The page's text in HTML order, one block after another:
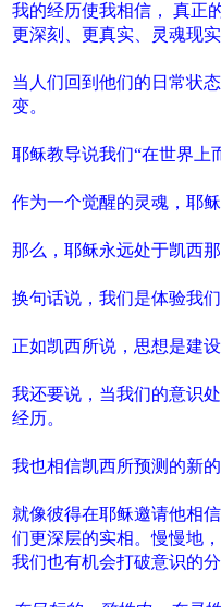
我的经历使我相信，
真正
更深刻、更真实、灵魂现
当人们回到他们的日常状
变。
耶稣教导说我们“在世界上
作为一个觉醒的灵魂，耶
那么，耶稣永远处于凯西
换句话说，我们是体验我
正如凯西所说，思想是建
我还要说，当我们的意识
经历。
我也相信凯西所预测的新
就像彼得在耶稣邀请他相
们更深层的实相。慢慢地
我们也有机会打破意识的